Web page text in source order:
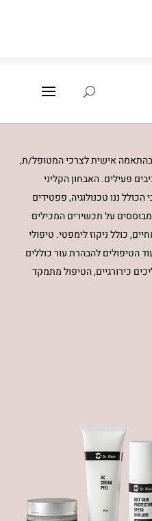
אישית לצרכי המטופל/ת,
פעילים. האבחון הקליני
ננו טכנולוגיה, פפטידים
מבוססים על תכשירים המכילים
כולל ניקוז לימפטי. טיפולי
הטיפולים להבהרת עור כוללים
כירורגיים, הטיפול מתמקד